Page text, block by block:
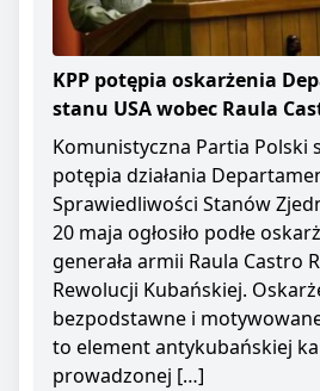
KPP potępia oskarżenia
stanu USA wobec Raula
Komunistyczna Partia Polski
potępia działania
Sprawiedliwości Stanów
20 maja ogłosiło podłe
generała armii Raula Castro
Rewolucji Kubańskiej.
bezpodstawne i
to element antykubańskiej
prowadzonej […]